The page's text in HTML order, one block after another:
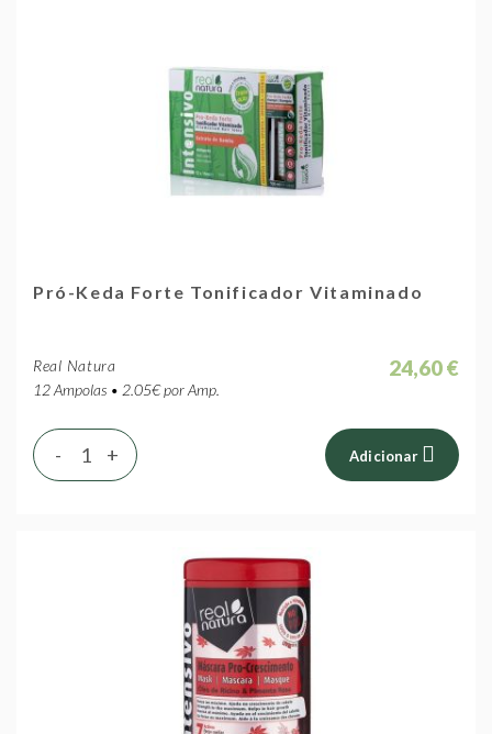
Pró-Keda Forte Tonificador Vitaminado
Real Natura
12 Ampolas • 2.05€ por Amp.
24,60 €
+
- Adicionar